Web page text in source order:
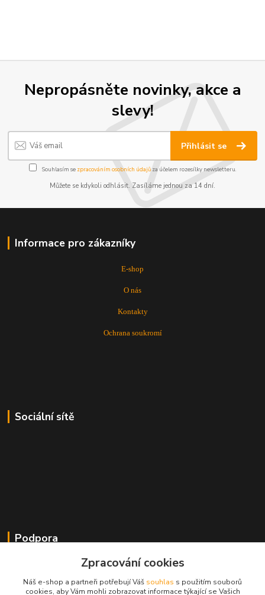
Nepropásněte novinky, akce a
slevy!
Přihlásit se
Souhlasím se zpracováním osobních údajůza účelem rozesílky newsletteru.
Můžete se kdykoli odhlásit. Zasíláme jednou za 14 dní.
Informace pro zákazníky
E-shop
O nás
Kontakty
Ochrana soukromí
Sociální sítě
Podpora
+420 607 778 693
(Po-Pá, 8-16 hod.)
Zpracování cookies
Náš e-shop a partneři potřebují Váš souhlas s použitím souborů
cookies, aby Vám mohli zobrazovat informace týkající se Vašich